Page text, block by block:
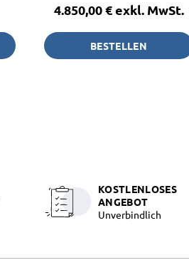
4.850,00 €exkl. MwSt.
BESTELLEN
KOSTLENLOSES
ANGEBOT
Unverbindlich